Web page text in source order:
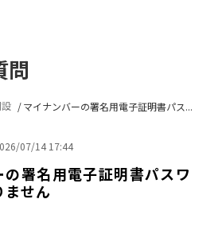
問
マイナンバーの署名用電子証明書パス...
07/14 17:44
署名用電子証明書パスワ
せん